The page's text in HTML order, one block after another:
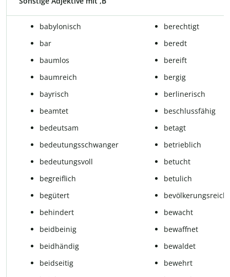
babylonisch
bar
baumlos
baumreich
bayrisch
beamtet
bedeutsam
bedeutungsschwanger
bedeutungsvoll
begreiflich
begütert
behindert
beidbeinig
beidhändig
beidseitig
berechtigt
beredt
bereift
bergig
berlinerisch
beschlussfähig
betagt
betrieblich
betucht
betulich
bevölkerungsreich
bewacht
bewaffnet
bewaldet
bewehrt